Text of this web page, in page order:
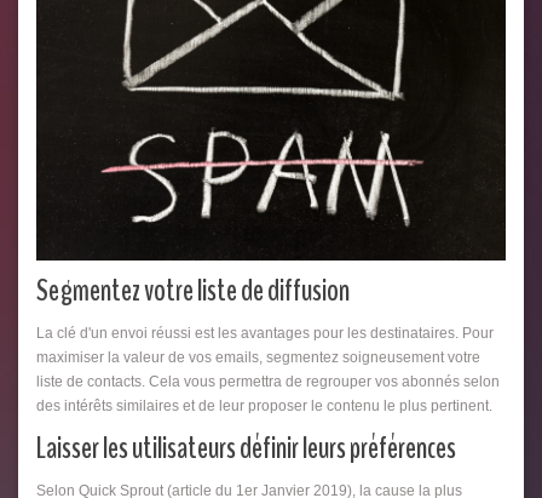
Segmentez votre liste de diffusion
La clé d'un envoi réussi est les avantages pour les destinataires. Pour
maximiser la valeur de vos emails, segmentez soigneusement votre
liste de contacts. Cela vous permettra de regrouper vos abonnés selon
des intérêts similaires et de leur proposer le contenu le plus pertinent.
Laisser les utilisateurs définir leurs préférences
Selon Quick Sprout (article du 1er Janvier 2019), la cause la plus